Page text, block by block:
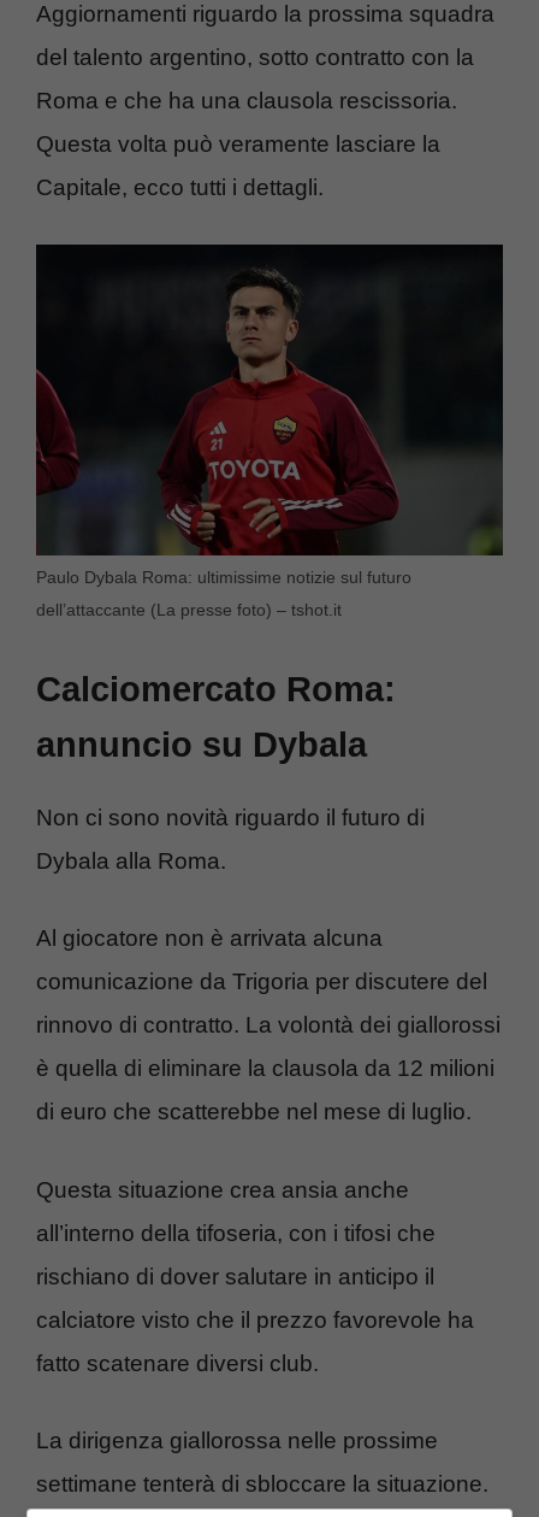
Aggiornamenti riguardo la prossima squadra
del talento argentino, sotto contratto con la
Roma e che ha una clausola rescissoria.
Questa volta può veramente lasciare la
Capitale, ecco tutti i dettagli.
Paulo Dybala Roma: ultimissime notizie sul futuro
dell’attaccante (La presse foto) – tshot.it
Calciomercato Roma:
annuncio su Dybala
Non ci sono novità riguardo il futuro di
Dybala alla Roma.
Al giocatore non è arrivata alcuna
comunicazione da Trigoria per discutere del
rinnovo di contratto. La volontà dei giallorossi
è quella di eliminare la clausola da 12 milioni
di euro che scatterebbe nel mese di luglio.
Questa situazione crea ansia anche
all’interno della tifoseria, con i tifosi che
rischiano di dover salutare in anticipo il
calciatore visto che il prezzo favorevole ha
fatto scatenare diversi club.
La dirigenza giallorossa nelle prossime
settimane tenterà di sbloccare la situazione.